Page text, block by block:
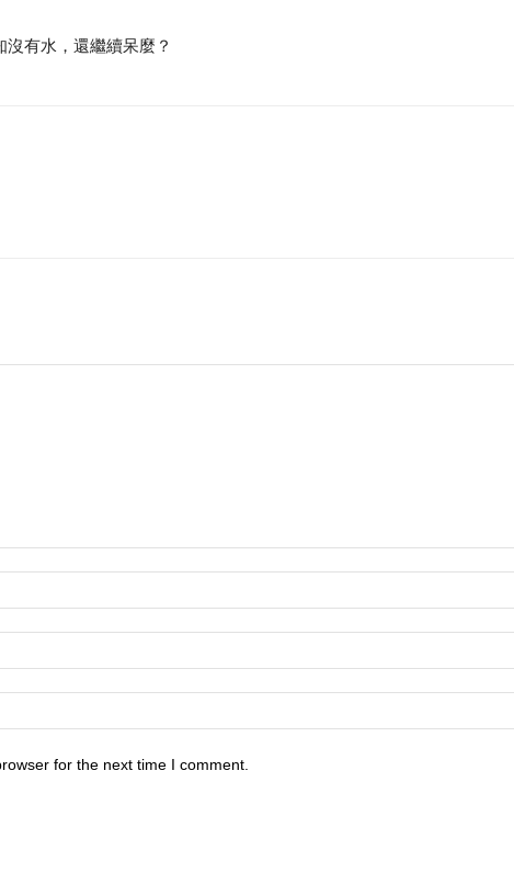
有水，還繼續呆麼？
for the next time I comment.